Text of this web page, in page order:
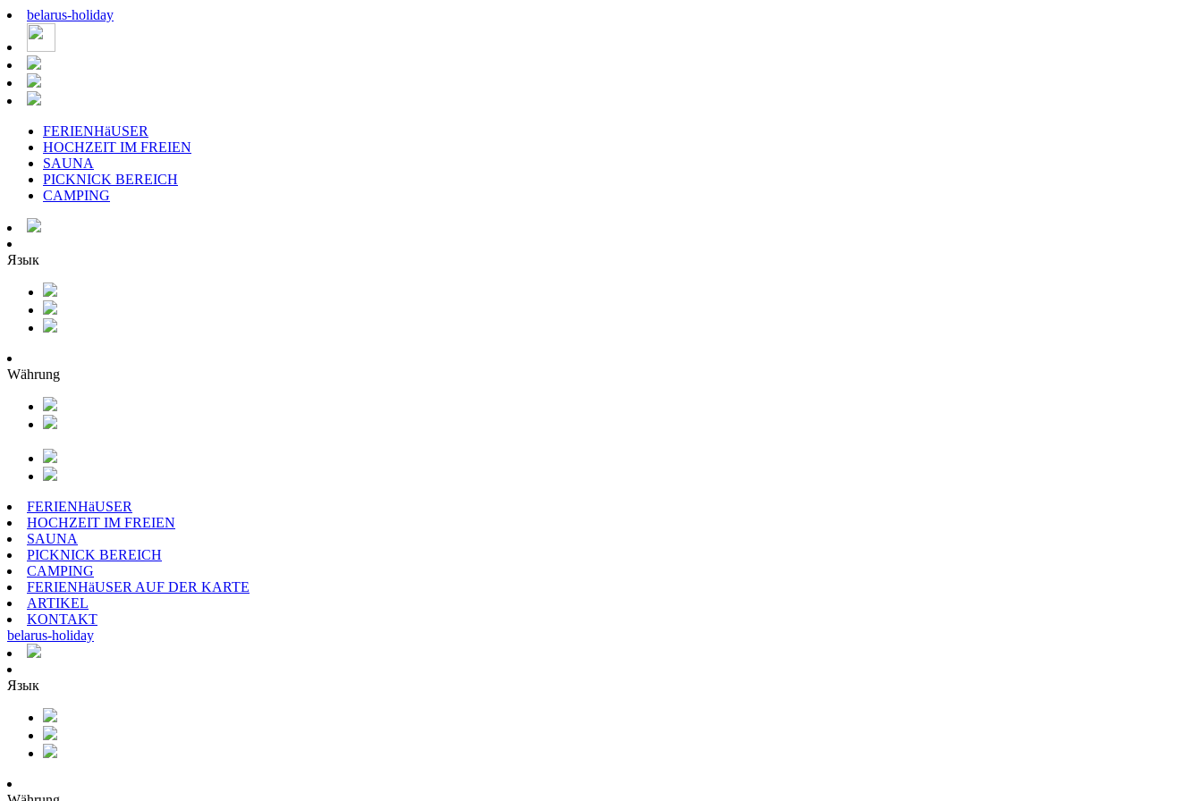
belarus-holiday
FERIENHäUSER
HOCHZEIT IM FREIEN
SAUNA
PICKNICK BEREICH
CAMPING
Язык
Währung
FERIENHäUSER
HOCHZEIT IM FREIEN
SAUNA
PICKNICK BEREICH
CAMPING
FERIENHäUSER AUF DER KARTE
ARTIKEL
KONTAKT
belarus-holiday
Язык